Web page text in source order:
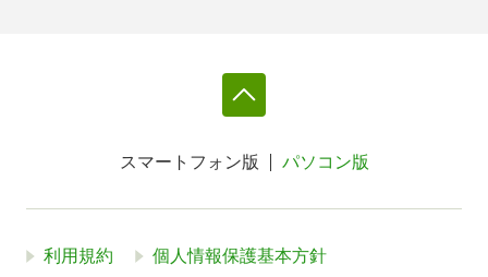
スマートフォン版 パソコン版
利用規約 個人情報保護基本方針